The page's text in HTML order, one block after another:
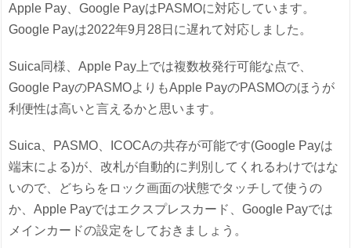
Apple Pay、Google PayはPASMOに対応しています。
Google Payは2022年9月28日に遅れて対応しました。
Suica同様、Apple Pay上では複数枚発行可能な点で、
Google PayのPASMOよりもApple PayのPASMOのほうが
利便性は高いと言えるかと思います。
Suica、PASMO、ICOCAの共存が可能です(Google Payは
端末による)が、改札が自動的に判別してくれるわけではな
いので、どちらをロック画面の状態でタッチして使うの
か、Apple Payではエクスプレスカード、Google Payでは
メインカードの設定をしておきましょう。